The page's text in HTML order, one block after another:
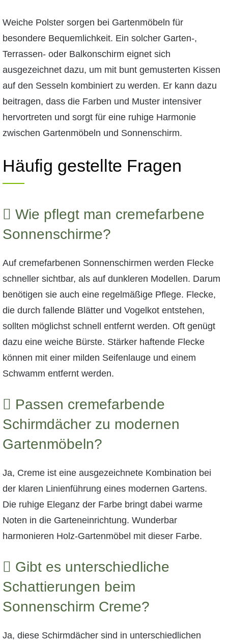
Weiche Polster sorgen bei Gartenmöbeln für
besondere Bequemlichkeit. Ein solcher Garten-,
Terrassen- oder Balkonschirm eignet sich
ausgezeichnet dazu, um mit bunt gemusterten Kissen
auf den Sesseln kombiniert zu werden. Er kann dazu
beitragen, dass die Farben und Muster intensiver
hervortreten und sorgt für eine ruhige Harmonie
zwischen Gartenmöbeln und Sonnenschirm.
Häufig gestellte Fragen
Wie pflegt man cremefarbene
Sonnenschirme?
Auf cremefarbenen Sonnenschirmen werden Flecke
schneller sichtbar, als auf dunkleren Modellen. Darum
benötigen sie auch eine regelmäßige Pflege. Flecke,
die durch fallende Blätter und Vogelkot entstehen,
sollten möglichst schnell entfernt werden. Oft genügt
dazu eine weiche Bürste. Stärker haftende Flecke
können mit einer milden Seifenlauge und einem
Schwamm entfernt werden.
Passen cremefarbende
Schirmdächer zu modernen
Gartenmöbeln?
Ja, Creme ist eine ausgezeichnete Kombination bei
der klaren Linienführung eines modernen Gartens.
Die ruhige Eleganz der Farbe bringt dabei warme
Noten in die Garteneinrichtung. Wunderbar
harmonieren Holz-Gartenmöbel mit dieser Farbe.
Gibt es unterschiedliche
Schattierungen beim
Sonnenschirm Creme?
Ja, diese Schirmdächer sind in unterschiedlichen